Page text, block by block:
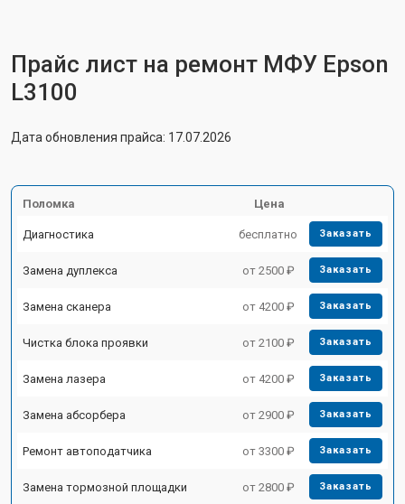
Прайс лист на ремонт МФУ Epson
L3100
Дата обновления прайса: 17.07.2026
Поломка Цена
Диагностика бесплатно Заказать
Замена дуплекса от 2500 ₽ Заказать
Замена сканера от 4200 ₽ Заказать
Чистка блока проявки от 2100 ₽ Заказать
Замена лазера от 4200 ₽ Заказать
Замена абсорбера от 2900 ₽ Заказать
Ремонт автоподатчика от 3300 ₽ Заказать
Замена тормозной площадки от 2800 ₽ Заказать